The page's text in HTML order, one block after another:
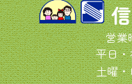
営
平日・
土曜・